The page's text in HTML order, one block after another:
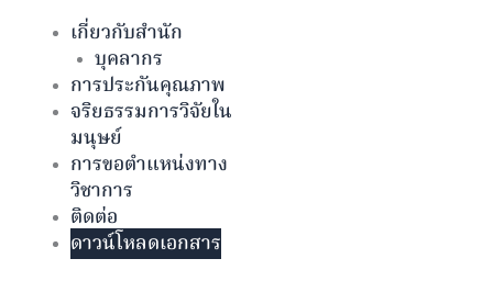
เกี่ยวกับสำนัก
บุคลากร
การประกันคุณภาพ
จริยธรรมการวิจัยใน
มนุษย์
การขอตำแหน่งทาง
วิชาการ
ติดต่อ
ดาวน์โหลดเอกสาร